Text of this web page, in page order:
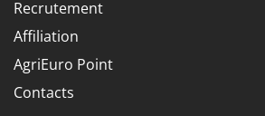
Recrutement
Affiliation
AgriEuro Point
Contacts